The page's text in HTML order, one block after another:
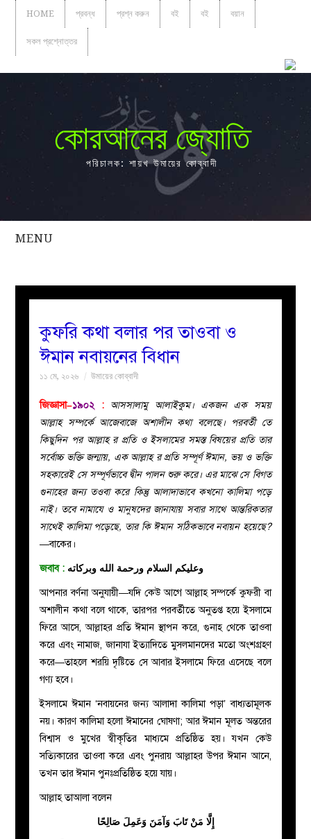
HOME প্রবন্ধ প্রশ্ন করুন বই বই বয়ান
সকল প্রশ্নোত্তর
কোরআনের জ্যোতি
পরিচালক: শায়খ উমায়ের কোব্বাদী
MENU
সকল
বয়ান
নারীদের
ইসলাহী
প্রশ্ন
কুফরি কথা বলার পর তাওবা ও
ঈমান নবায়নের বিধান
১১ মে, ২০২৬ উমায়ের কোব্বাদী
জিজ্ঞাসা–১৯০২ :
আসসালামু আলাইকুম। একজন এক সময়
আল্লাহ সম্পর্কে আজেবাজে অশালীন কথা বলেছে। পরবর্তী তে
কিছুদিন পর আল্লাহ র প্রতি ও ইসলামের সমস্ত বিষয়ের প্রতি তার
সর্বোচ্চ ভক্তি জন্মায়, এক আল্লাহ র প্রতি সম্পূর্ণ ঈমান, ভয় ও ভক্তি
সহকারেই সে সম্পূর্ণভাবে দ্বীন পালন শুরু করে। এর মাঝে সে বিগত
গুনাহের জন্য তওবা করে কিন্তু আলাদাভাবে কখনো কালিমা পড়ে
নাই। তবে নামাযে ও মানুষদের জানাযায় সবার সাথে আন্তরিকতার
সাথেই কালিমা পড়েছে, তার কি ঈমান সঠিকভাবে নবায়ন হয়েছে?
—বাকের।
জবাব : وعليكم السلام ورحمة الله وبركاته
আপনার বর্ণনা অনুযায়ী—যদি কেউ আগে আল্লাহ সম্পর্কে কুফরী বা
অশালীন কথা বলে থাকে, তারপর পরবর্তীতে অনুতপ্ত হয়ে ইসলামে
ফিরে আসে, আল্লাহর প্রতি ঈমান স্থাপন করে, গুনাহ থেকে তাওবা
করে এবং নামাজ, জানাযা ইত্যাদিতে মুসলমানদের মতো অংশগ্রহণ
করে—তাহলে শরয়ি দৃষ্টিতে সে আবার ইসলামে ফিরে এসেছে বলে
গণ্য হবে।
ইসলামে ঈমান ‘নবায়নের জন্য আলাদা কালিমা পড়া’ বাধ্যতামূলক
নয়। কারণ কালিমা হলো ঈমানের ঘোষণা; আর ঈমান মূলত অন্তরের
বিশ্বাস ও মুখের স্বীকৃতির মাধ্যমে প্রতিষ্ঠিত হয়। যখন কেউ
সত্যিকারের তাওবা করে এবং পুনরায় আল্লাহর উপর ঈমান আনে,
তখন তার ঈমান পুনঃপ্রতিষ্ঠিত হয়ে যায়।
আল্লাহ তাআলা বলেন
إِلَّا مَنْ تَابَ وَآمَنَ وَعَمِلَ صَالِحًا